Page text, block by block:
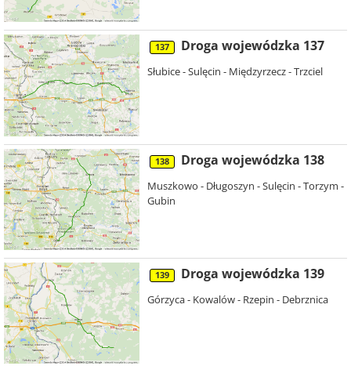
137 Droga wojewódzka 137
Słubice - Sulęcin - Międzyrzecz - Trzciel
138 Droga wojewódzka 138
Muszkowo - Długoszyn - Sulęcin - Torzym -
Gubin
139 Droga wojewódzka 139
Górzyca - Kowalów - Rzepin - Debrznica